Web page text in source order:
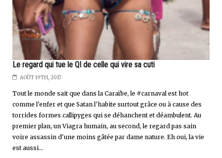
Le regard qui tue le QI de celle qui vire sa cuti
AOÛT 19TH, 2017
Tout le monde sait que dans la Caraïbe, le #carnaval est hot
comme l'enfer et que Satan l'habite surtout grâce ou à cause des
torrides formes callipyges qui se déhanchent et déambulent. Au
premier plan, un Viagra humain, au second, le regard pas sain
voire assassin d'une moins gâtée par dame nature. Eh oui, la vie
est aussi...